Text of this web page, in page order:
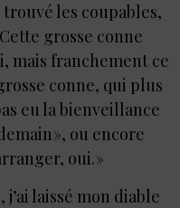
trouvé les coupables,
grosse conne
mais franchement ce
conne, qui plus
eu la bienveillance
», ou encore
oui. »
laissé mon diable